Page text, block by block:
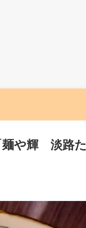
や輝 淡路た